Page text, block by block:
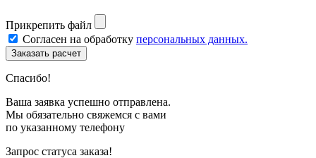
Прикрепить файл
Согласен на обработку персональных данных.
Спасибо!
Ваша заявка успешно отправлена.
Мы обязательно свяжемся с вами
по указанному телефону
Запрос статуса заказа!